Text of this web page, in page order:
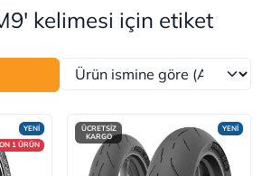
kelimesi için etiket
YENİ
1 ÜRÜN
YENİ
ÜCRETSİZ
KARGO